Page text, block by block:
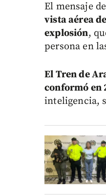
El mensaje
vista aérea
explosión,
persona en
El Tren de
conformó en
inteligencia,